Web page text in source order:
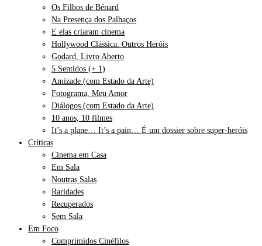
Os Filhos de Bénard
Na Presença dos Palhaços
E elas criaram cinema
Hollywood Clássica: Outros Heróis
Godard, Livro Aberto
5 Sentidos (+ 1)
Amizade (com Estado da Arte)
Fotograma, Meu Amor
Diálogos (com Estado da Arte)
10 anos, 10 filmes
It’s a plane… It’s a pain… É um dossier sobre super-heróis
Críticas
Cinema em Casa
Em Sala
Noutras Salas
Raridades
Recuperados
Sem Sala
Em Foco
Comprimidos Cinéfilos